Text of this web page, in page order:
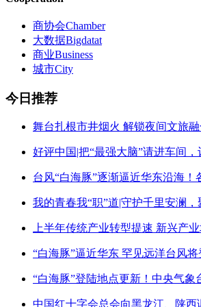
商协会Chamber
大数据Bigdatat
商业Business
城市City
今日推荐
舞台扎根市井烟火 解锁夜间文旅
好评中国|把“最强大脑”请进车间
台风“白海豚”逐渐逼近华东沿海
我的青春我“职”道|守护千里安澜
上半年传统产业转型提速 新兴产
“白海豚”逼近华东 罕见远洋台风将
“白海豚”登陆地点更新！中央气象
中国红十字会总会向黑龙江、陕西